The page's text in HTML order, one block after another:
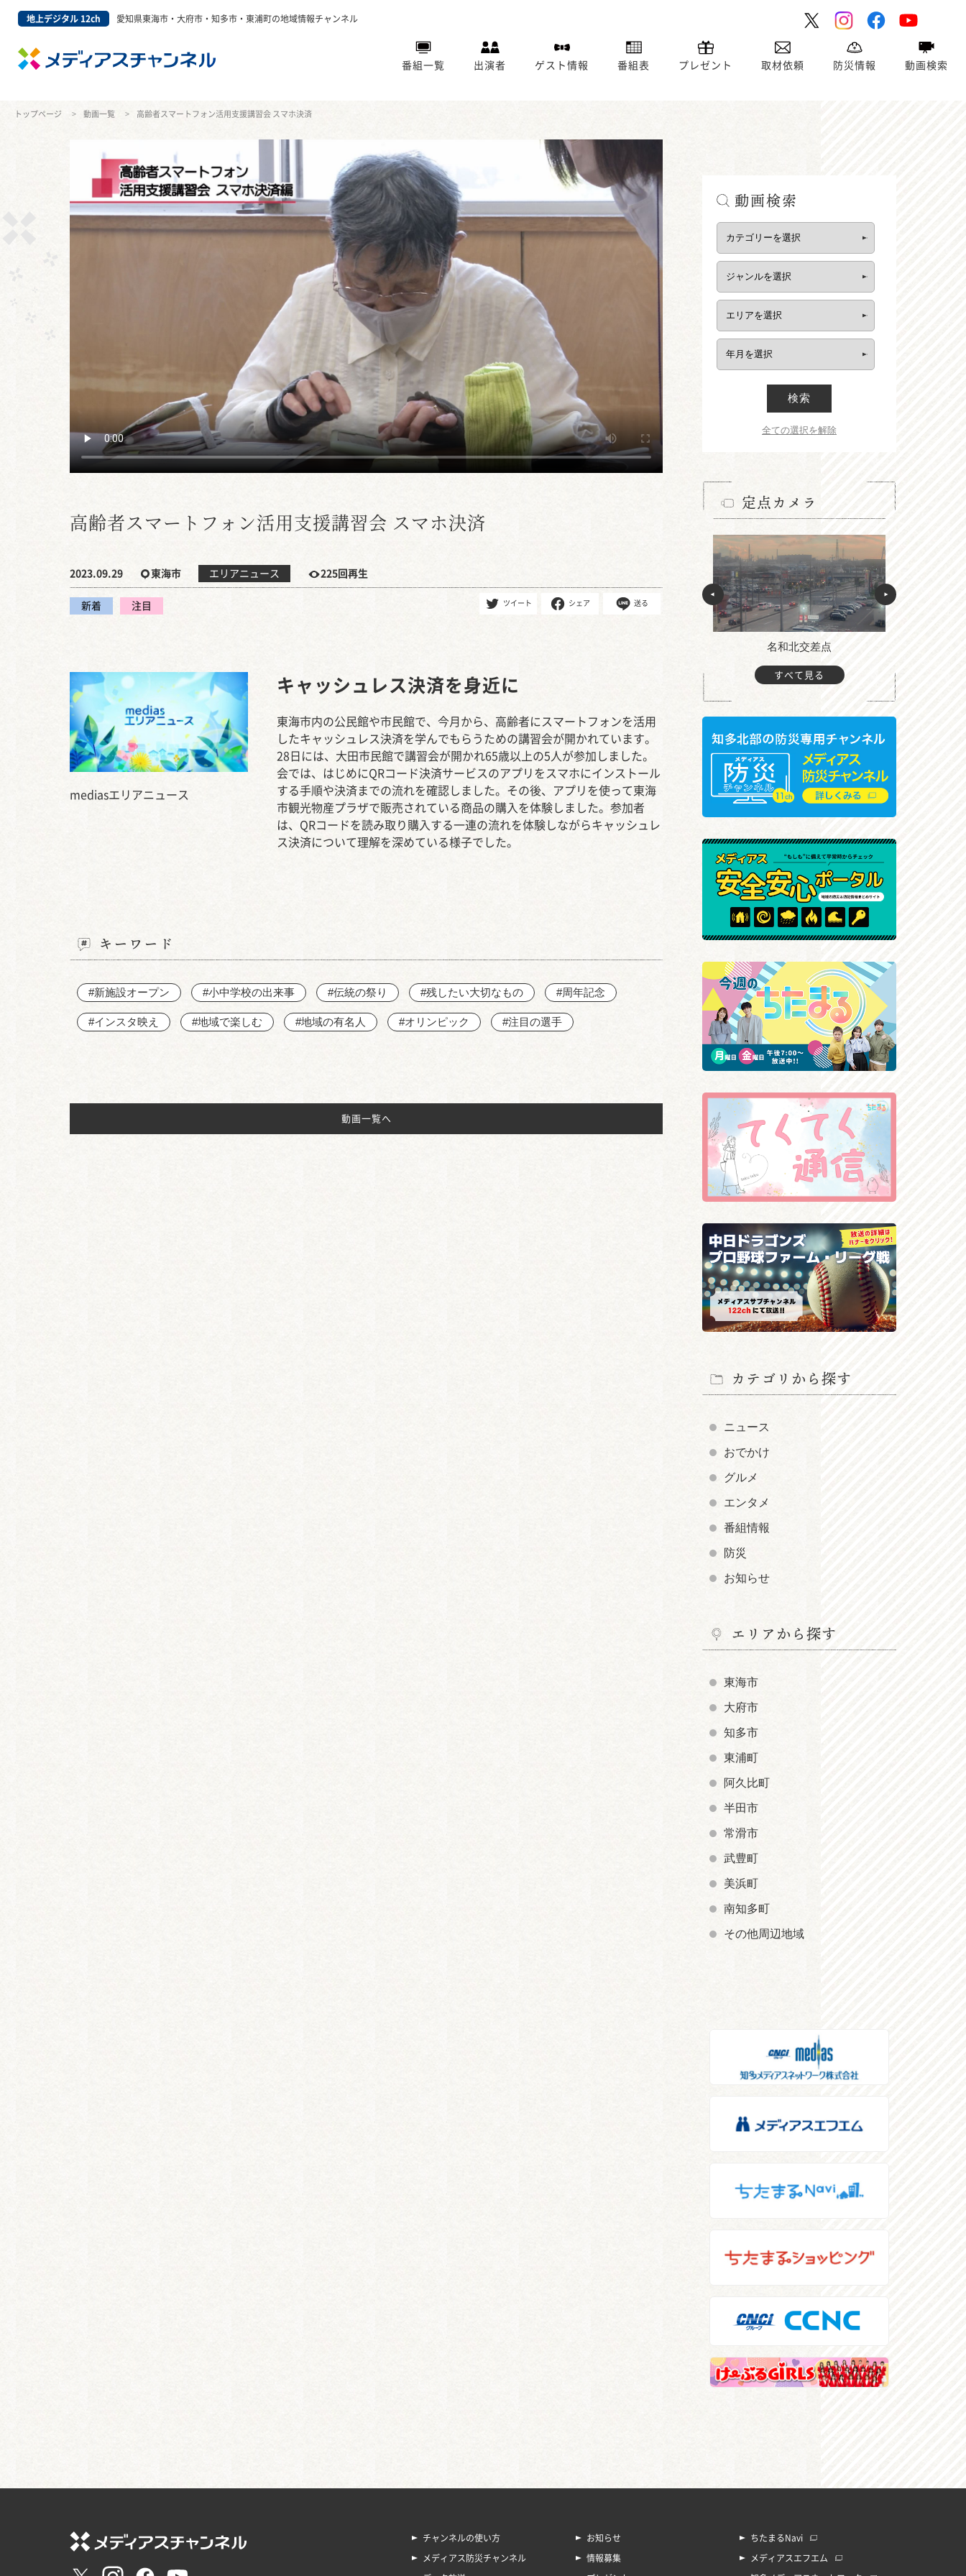
地上デジタル 12ch 愛知県東海市・大府市・知多市・東浦町の地域情報チャンネル
番組一覧 出演者 ゲスト情報 番組表 プレゼント 取材依頼 防災情報 動画検索
トップページ 動画一覧 高齢者スマートフォン活用支援講習会 スマホ決済
高齢者スマートフォン活用支援講習会 スマホ決済
2023.09.29 東海市 エリアニュース 225回再生
新着 注目 ツイート シェア 送る
mediasエリアニュース
キャッシュレス決済を身近に
東海市内の公民館や市民館で、今月から、高齢者にスマートフォンを活用
したキャッシュレス決済を学んでもらうための講習会が開かれています。
28日には、大田市民館で講習会が開かれ65歳以上の5人が参加しました。
会では、はじめにQRコード決済サービスのアプリをスマホにインストール
する手順や決済までの流れを確認しました。その後、アプリを使って東海
市観光物産プラザで販売されている商品の購入を体験しました。参加者
は、QRコードを読み取り購入する一連の流れを体験しながらキャッシュレ
ス決済について理解を深めている様子でした。
キーワード
#新施設オープン #小中学校の出来事 #伝統の祭り #残したい大切なもの #周年記念
#インスタ映え #地域で楽しむ #地域の有名人 #オリンピック #注目の選手
動画一覧へ
動画検索
検索
全ての選択を解除
定点カメラ
名和北交差点
すべて見る
カテゴリから探す
ニュース
おでかけ
グルメ
エンタメ
番組情報
防災
お知らせ
エリアから探す
東海市
大府市
知多市
東浦町
阿久比町
半田市
常滑市
武豊町
美浜町
南知多町
その他周辺地域
チャンネルの使い方
メディアス防災チャンネル
お知らせ
情報募集
ちたまるNavi
メディアスエフエム